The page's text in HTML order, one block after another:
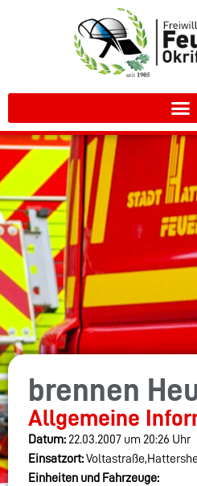
brennen
Allgemeine
Datum: 22.03.2007 um 20:26 Uhr
Einsatzort:
Einheiten und Fahrzeuge: